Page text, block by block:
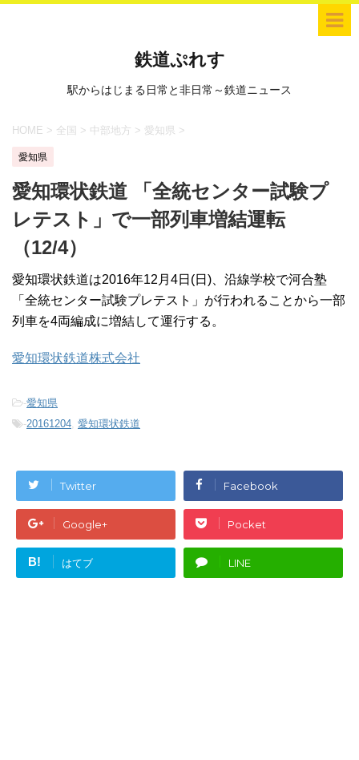
鉄道ぷれす
駅からはじまる日常と非日常～鉄道ニュース
HOME > 全国 > 中部地方 > 愛知県 >
愛知県
愛知環状鉄道 「全統センター試験プ
レテスト」で一部列車増結運転
（12/4）
愛知環状鉄道は2016年12月4日(日)、沿線学校で河合塾
「全統センター試験プレテスト」が行われることから一部
列車を4両編成に増結して運行する。
愛知環状鉄道株式会社
-愛知県
-20161204, 愛知環状鉄道
Twitter Facebook
Google+ Pocket
B! はてブ LINE